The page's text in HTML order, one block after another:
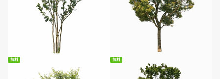
無料ダウンロード 無料ダウンロード
無料 無料